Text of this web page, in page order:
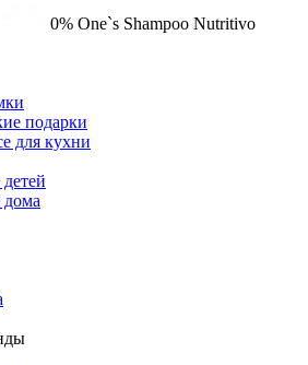
0% One`s Shampoo Nutritivo
подарки
для кухни
дома